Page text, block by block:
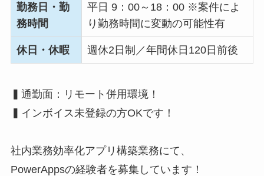
勤務日・勤
務時間
平日 9：00～18：00 ※案件によ
り勤務時間に変動の可能性有
休日・休暇 週休2日制／年間休日120日前後
▍通勤面：リモート併用環境！
▍インボイス未登録の方OKです！
社内業務効率化アプリ構築業務にて、
PowerAppsの経験者を募集しています！